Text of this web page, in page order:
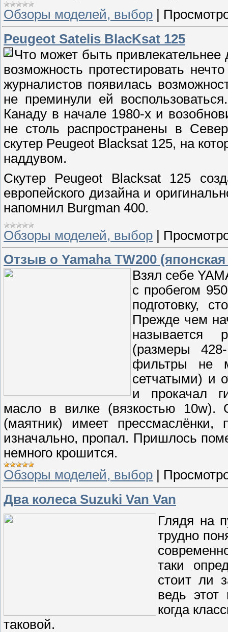
Обзоры моделей, выбор
Peugeot Satelis BlacKsat 125
Что может быть привлекательнее
возможность протестировать
журналистов появилась
не преминули ей
Канаду в начале 1980-х и
не столь распространены в
скутер Peugeot Blacksat 125, на
наддувом.
Скутер Peugeot Blacksat 125
европейского дизайна и
напомнил Burgman 400.
Обзоры моделей, выбор
Отзыв о Yamaha TW200
Взял себе
с пробегом
подготовку,
Прежде чем
называется
(размеры
фильтры не
сетчатыми) и
и прокачал
масло в вилке (вязкостью 10w).
(маятник) имеет
изначально, пропал. Пришлось
немного крошится.
Обзоры моделей, выбор
Два колеса Suzuki Van Van
Глядя на
трудно
таки
стоит ли
ведь этот
когда
таковой.